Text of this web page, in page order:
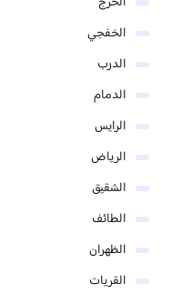
الخفجي
الدرب
الدمام
الرايس
الرياض
الشقيق
الطائف
الظهران
القريات